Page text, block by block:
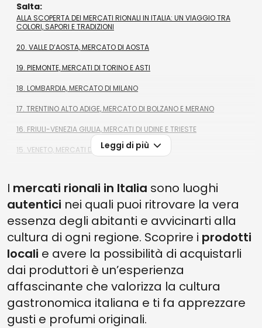
Salta:
ALLA SCOPERTA DEI MERCATI RIONALI IN ITALIA: UN VIAGGIO TRA
COLORI, SAPORI E TRADIZIONI
20. VALLE D’AOSTA, MERCATO DI AOSTA
19. PIEMONTE, MERCATI DI TORINO E ASTI
18. LOMBARDIA, MERCATO DI MILANO
17. TRENTINO ALTO ADIGE, MERCATO DI BOLZANO E MERANO
16. FRIULI-VENEZIA GIULIA, MERCATI DI UDINE E TRIESTE
15. VENETO, MERCATI DI VENEZIA E PADOVA
13. LIGURIA, MERCATO DI GENOVA
12. TOSCANA, MERCATO DI FIRENZE
11. MARCHE, MERCATO DI ANCONA
10. UMBRIA, MERCATO DI ORVIETO
9. LAZIO, MERCATO DI ROMA
8. ABRUZZO, MERCATO DI PESCARA
7. MOLISE, MERCATO DI CAMPOBASSO
Leggi di più
I mercati rionali in Italia sono luoghi
autentici nei quali puoi ritrovare la vera
essenza degli abitanti e avvicinarti alla
cultura di ogni regione. Scoprire i prodotti
locali e avere la possibilità di acquistarli
dai produttori è un’esperienza
affascinante che valorizza la cultura
gastronomica italiana e ti fa apprezzare
gusti e profumi originali.